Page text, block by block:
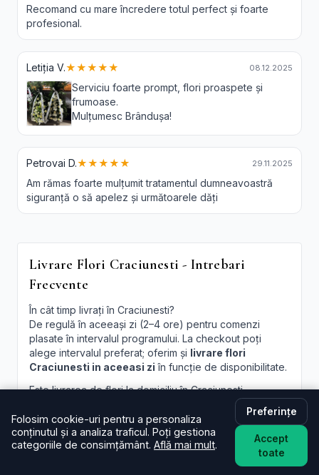
Recomand cu mare încredere totul perfect și foarte
profesional.
Letiția V.★★★★★ 08.12.2025
Serviciu foarte prompt, flori proaspete și
frumoase.
Mulțumesc Brândușa!
Petrovai D.★★★★★ 29.11.2025
Am rămas foarte mulțumit tratamentul dumneavoastră
siguranță o să apelez și următoarele dăți
Livrare Flori Craciunesti - Intrebari
Frecvente
În cât timp livrați în Craciunesti?
De regulă în aceeași zi (2–4 ore) pentru comenzi
plasate în intervalul programului. La checkout poți
alege intervalul preferat; oferim și livrare flori
Craciunesti in aceeasi zi în funcție de disponibilitate.
Este livrarea de flori la domiciliu în Craciunesti
Da, în majoritatea cazurilor livrăm și sâmbăta. În
perioade aglomerate pot exista sloturi limitate, afișate
la finalizare.
Folosim cookie-uri pentru a personaliza
conținutul și a analiza traficul. Poți gestiona
categoriile de consimțământ. Află mai mult.
Preferințe
Accept
toate